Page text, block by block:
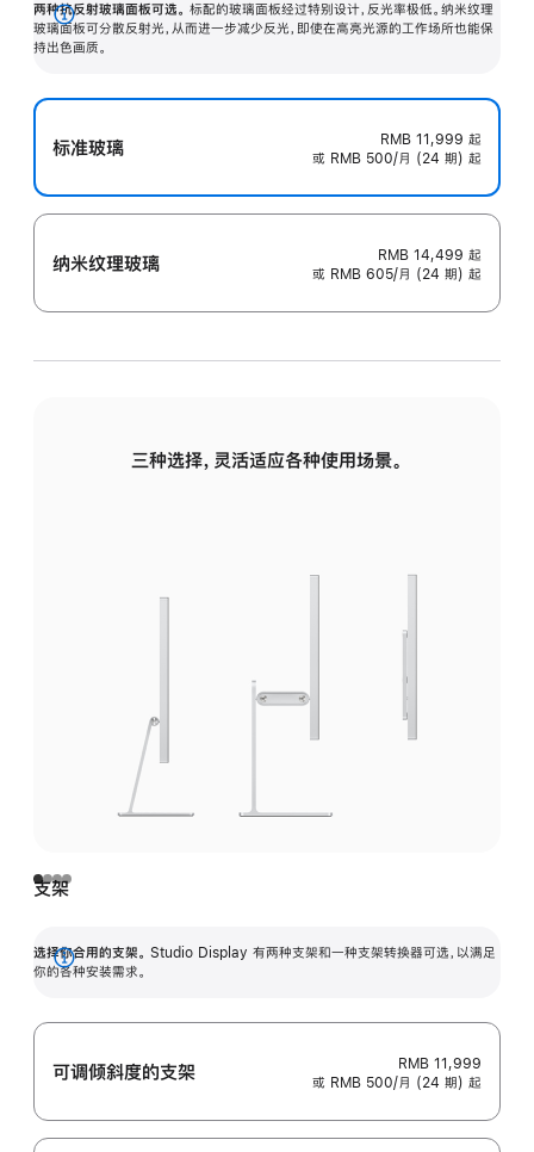
两种抗反射玻璃面板可选。 标配的玻璃面板经过特别设计，反光率极低。纳米纹理
玻璃面板可分散反射光，从而进一步减少反光，即使在高亮光源的工作场所也能保
持出色画质。
展
开
标准玻璃 RMB 11,999 起
或 RMB 500/月 (24 期) 起
纳米纹理玻璃 RMB 14,499 起
或 RMB 605/月 (24 期) 起
三种选择，灵活适应各种使用场景。
支架
选择你合用的支架。 Studio Display 有两种支架和一种支架转换器可选，以满足
你的各种安装需求。
展
可调倾斜度的支架
RMB 11,999
或 RMB 500/月 (24 期) 起